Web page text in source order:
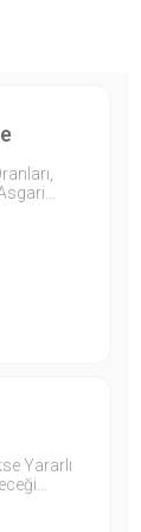
Yararlı